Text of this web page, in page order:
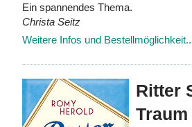
Ein spannendes Thema.
Christa Seitz
Weitere Infos und
Ritter